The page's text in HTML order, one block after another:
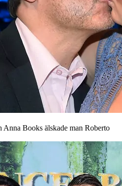
Anna Books älskade man Roberto